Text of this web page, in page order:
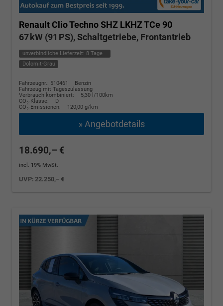
Renault ClioTechno SHZ LKHZ TCe 90
67 kW (91 PS), Schaltgetriebe, Frontantrieb
unverbindliche Lieferzeit: 8 Tage
Dolomit-Grau
Fahrzeugnr.: 510461
Benzin
Fahrzeug mit Tageszulassung
Verbrauch kombiniert:
5,30 l/100km
CO2-Klasse:
D
CO2-Emissionen: 120,00 g/km
» Angebotdetails
18.690,– €
incl. 19% MwSt.
UVP:22.250,– €